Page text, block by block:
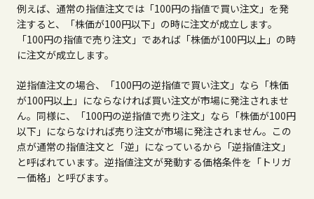
例えば、通常の指値注文では「100円の指値で買い注文」を発
注すると、「株価が100円以下」の時に注文が成立します。
「100円の指値で売り注文」であれば「株価が100円以上」の時
に注文が成立します。
逆指値注文の場合、「100円の逆指値で買い注文」なら「株価
が100円以上」にならなければ買い注文が市場に発注されませ
ん。同様に、「100円の逆指値で売り注文」なら「株価が100円
以下」にならなければ売り注文が市場に発注されません。この
点が通常の指値注文と「逆」になっているから「逆指値注文」
と呼ばれています。逆指値注文が発動する価格条件を「トリガ
ー価格」と呼びます。